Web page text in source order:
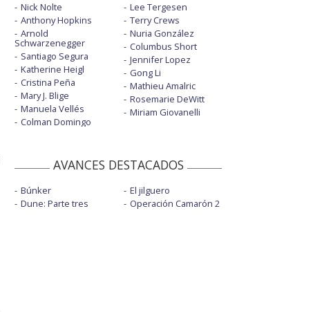
Nick Nolte
Anthony Hopkins
Arnold
Schwarzenegger
Santiago Segura
Katherine Heigl
Cristina Peña
Mary J. Blige
Manuela Vellés
Colman Domingo
Lee Tergesen
Terry Crews
Nuria González
Columbus Short
Jennifer Lopez
Gong Li
Mathieu Amalric
Rosemarie DeWitt
Miriam Giovanelli
AVANCES DESTACADOS
Búnker
Dune: Parte tres
El jilguero
Operación Camarón 2